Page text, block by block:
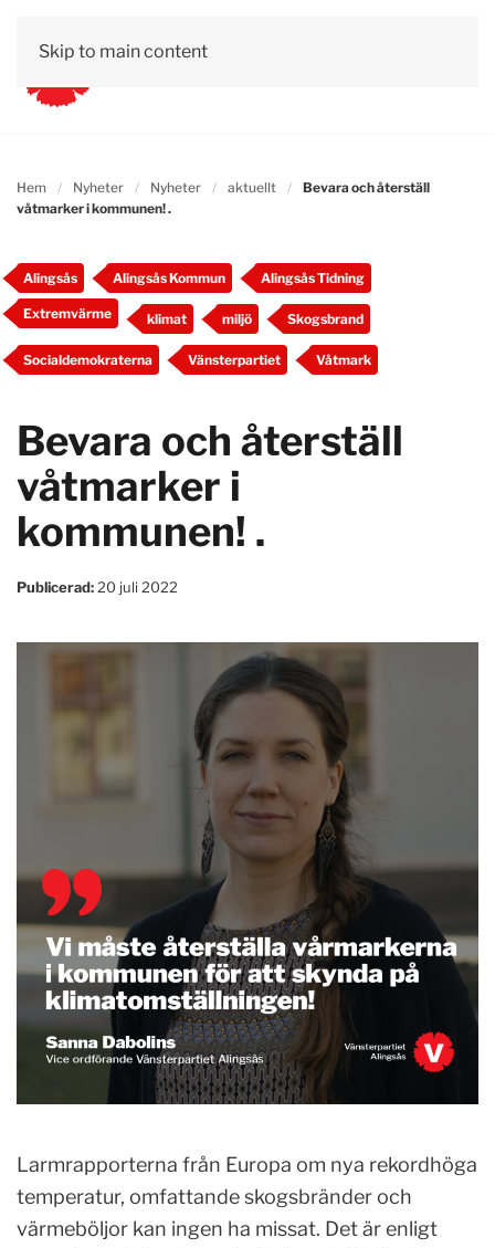
Skip to main content
Hem Nyheter Nyheter aktuellt
Bevara och återställ
våtmarker i kommunen! .
Alingsås Alingsås Kommun Alingsås Tidning
Extremvärme klimat miljö Skogsbrand
Socialdemokraterna Vänsterpartiet Våtmark
Bevara och återställ
våtmarker i
kommunen! .
Publicerad: 20 juli 2022
Larmrapporterna från Europa om nya rekordhöga
temperatur, omfattande skogsbränder och
värmeböljor kan ingen ha missat. Det är enligt